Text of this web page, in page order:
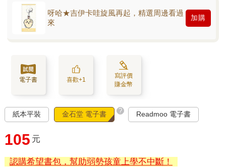
呀哈★吉伊卡哇旋風再起，精選周邊看過
來
加購
電子書 喜歡+1
寫評價
賺金幣
紙本平裝 金石堂 電子書 ? Readmoo 電子書
105 元
認購希望書包，幫助弱勢孩童上學不中斷！